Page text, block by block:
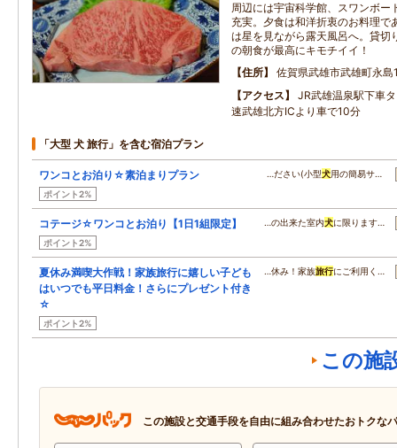
周辺には宇宙科学館、スワンボー
充実。夕食は和洋折衷のお料理で
は星を見ながら露天風呂へ。貸切
の朝食が最高にキモチイイ！
住所
佐賀県武雄市武雄町永
アクセス
JR武雄温泉駅下車
速武雄北方ICより車で10分
「大型 犬 旅行」を含む宿泊プラン
ワンコとお泊り☆素泊まりプラン
ポイント2%
…ださい(小型犬用の簡易サ…
コテージ☆ワンコとお泊り【1日1組限定】
ポイント2%
…の出来た室内犬に限ります…
夏休み満喫大作戦！家族旅行に嬉しい子ども
はいつでも平日料金！さらにプレゼント付き
☆
ポイント2%
…休み！家族旅行にご利用く…
この施
この施設と交通手段を自由に組み合わせたおトクな